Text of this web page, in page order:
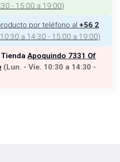
- 15:00 a 19:00)
por teléfono al +56 2
a 14:30 - 15:00 a 19:00)
Apoquindo 7331 Of
(Lun. - Vie. 10:30 a 14:30 -